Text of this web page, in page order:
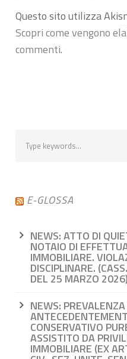
Questo sito utilizza
Scopri come vengono
commenti.
E-GLOSSA
NEWS: ATTO DI
NOTAIO DI
IMMOBILIARE.
DISCIPLINARE.
DEL 25 MARZO 2026)
NEWS:
CONSERVATIVO
ASSISTITO DA
IMMOBILIARE (EX